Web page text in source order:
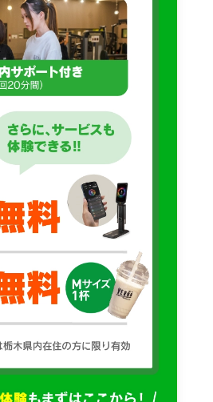
に加工した統計情報の作成、分析、
提供、管理、改善および新サービス
めるとともに、アクセス権限の管
提供の管理、委託先の監督その他適
ます。
所、利用目的その他必要な事項につ
ページ、会員規約、同意画面その他
知するものとします。
について
う際には、管理責任者を置き、お客
の正確性を保ち、適切かつ厳重な管
への流出防止に努めます。
合理的なレベルの組織的、物理的、
実施し、個人情報の保護に努めま